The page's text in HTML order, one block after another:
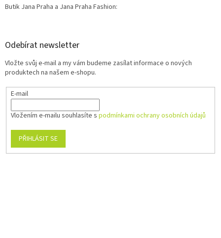
Butik Jana Praha a Jana Praha Fashion:
Odebírat newsletter
Vložte svůj e-mail a my vám budeme zasílat informace o nových
produktech na našem e-shopu.
E-mail
Vložením e-mailu souhlasíte s podmínkami ochrany osobních údajů
PŘIHLÁSIT SE